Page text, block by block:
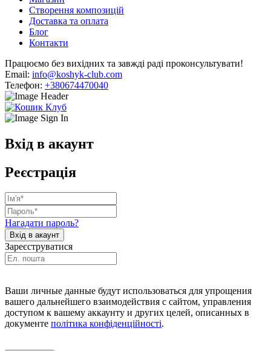
Створення композицій
Доставка та оплата
Блог
Контакти
Працюємо без вихідних та завжді раді проконсультувати!
Email: info@koshyk-club.com
Телефон: +380674470040
Вхід в акаунт
Реєстрація
Нагадати пароль?
Зареєструватися
Ваши личные данные будут использоваться для упрощения
вашего дальнейшего взаимодействия с сайтом, управления
доступом к вашему аккаунту и других целей, описанных в
документе політика конфіденційності.